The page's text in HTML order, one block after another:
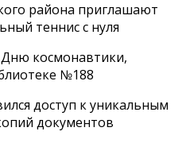
района приглашают
теннис с нуля
космонавтики,
№188
доступ к уникальным
документов